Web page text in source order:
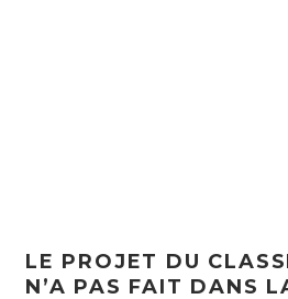
LE PROJET DU
N’A PAS FAIT DANS